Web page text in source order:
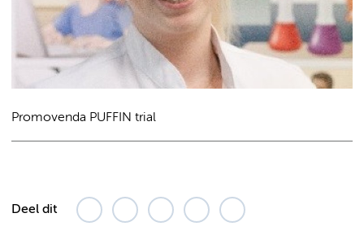
Promovenda PUFFIN trial
Deel dit